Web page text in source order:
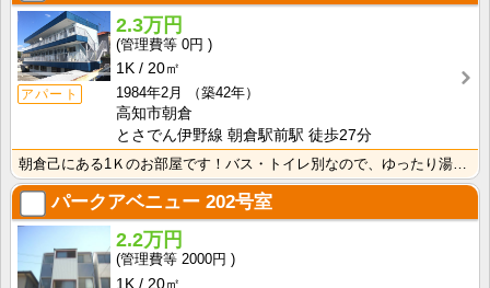
アパート
2.3万円
0円
1K
20㎡
1984年2月
（築42年）
高知市朝倉
とさでん伊野線 朝倉駅前駅 徒歩27分
パークアベニュー 202号室
2.2万円
2000円
1K
20㎡